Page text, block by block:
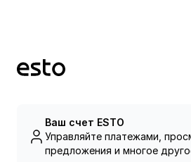
Ваш счет ESTO
Управляйте платежами,
предложения и многое